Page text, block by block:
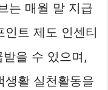
는 매월 말 지급
인트 제도 인센티
을 수 있으며,
생활 실천활동을